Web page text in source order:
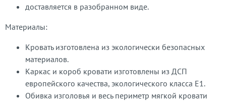
доставляется в разобранном виде.
Материалы:
Кровать изготовлена из экологически безопасных
материалов.
Каркас и короб кровати изготовлены из ДСП
европейского качества, экологического класса Е1.
Обивка изголовья и весь периметр мягкой кровати